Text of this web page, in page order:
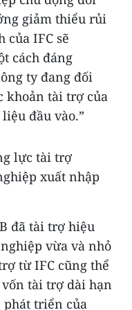
giảm thiểu rủi
IFC sẽ
cách đáng
ty đang đối
khoản tài trợ của
đầu vào.”
lực tài trợ
xuất nhập
đã tài trợ hiệu
vừa và nhỏ
từ IFC cũng thể
tài trợ dài hạn
phát triển của